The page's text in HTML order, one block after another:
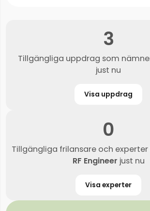
3
Tillgängliga uppdrag som
just nu
Visa uppdrag
0
Tillgängliga frilansare och
RF Engineer just nu
Visa experter